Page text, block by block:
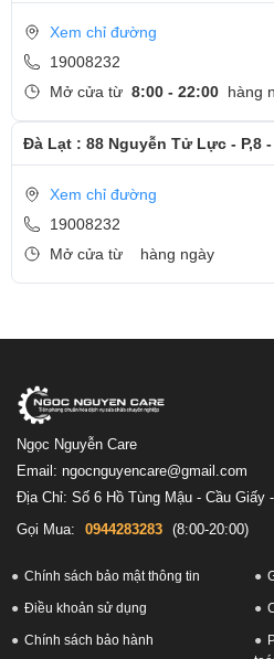
Xem chỉ đường
19008232
Mở cửa từ 8:00 - 22:00 hàng
Đà Lạt : 88 Nguyễn Tử Lực - P,8
Xem chỉ đường
19008232
Mở cửa từ
hàng ngày
Ngọc Nguyễn Care
Email: ngocnguyencare@gmail.com
Địa Chỉ: Số 6 Hồ Tùng Mậu - Cầu Giấy
Gọi Mua:
0944283283 (8:00-20:00)
Chính sách bảo mật thông tin
Điều khoản sử dụng
Chính sách bảo hành